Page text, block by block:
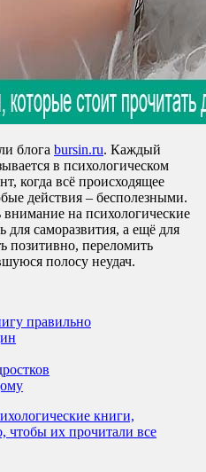
блога bursin.ru. Каждый
в психологическом
когда всё происходящее
действия – бесполезными.
на психологические
для саморазвития, а ещё для
позитивно, переломить
полосу неудач.
правильно
книги,
чтобы их прочитали все